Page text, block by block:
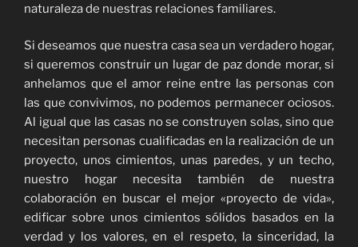
naturaleza de nuestras relaciones familiares.
Si deseamos que nuestra casa sea un verdadero hogar,
si queremos construir un lugar de paz donde morar, si
anhelamos que el amor reine entre las personas con
las que convivimos, no podemos permanecer ociosos.
Al igual que las casas no se construyen solas, sino que
necesitan personas cualificadas en la realización de un
proyecto, unos cimientos, unas paredes, y un techo,
nuestro hogar necesita también de nuestra
colaboración en buscar el mejor «proyecto de vida»,
edificar sobre unos cimientos sólidos basados en la
verdad y los valores, en el respeto, la sinceridad, la